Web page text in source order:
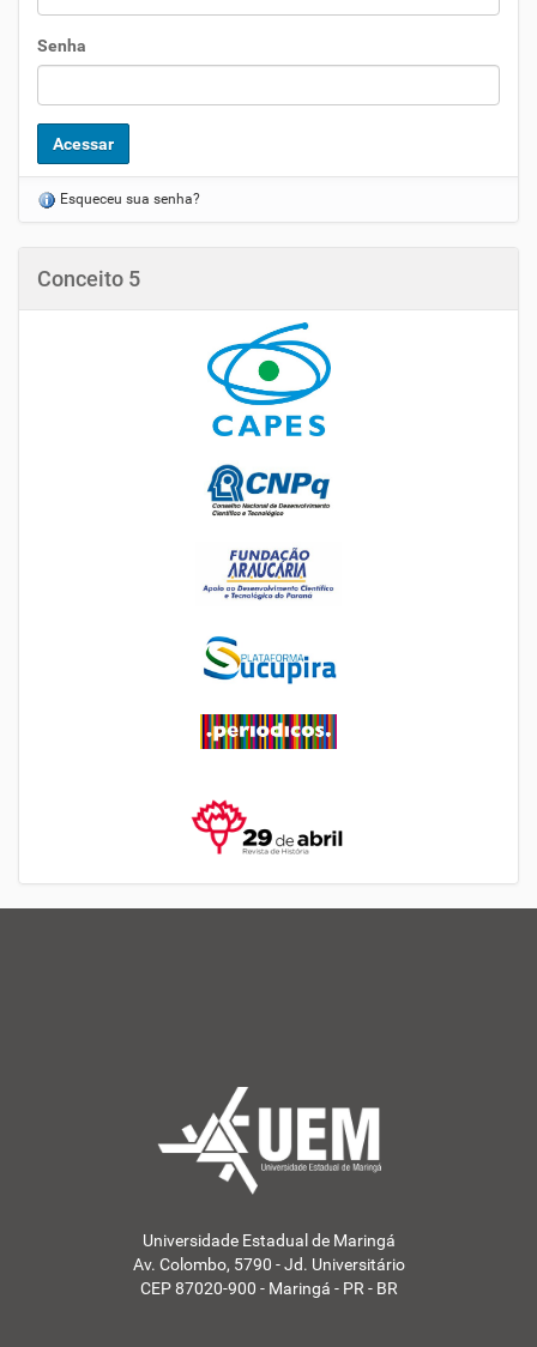
Senha
Esqueceu sua senha?
Conceito 5
Universidade Estadual de Maringá
Av. Colombo, 5790 - Jd. Universitário
CEP 87020-900 - Maringá - PR - BR